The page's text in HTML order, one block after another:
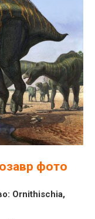
фото
Ornithischia,